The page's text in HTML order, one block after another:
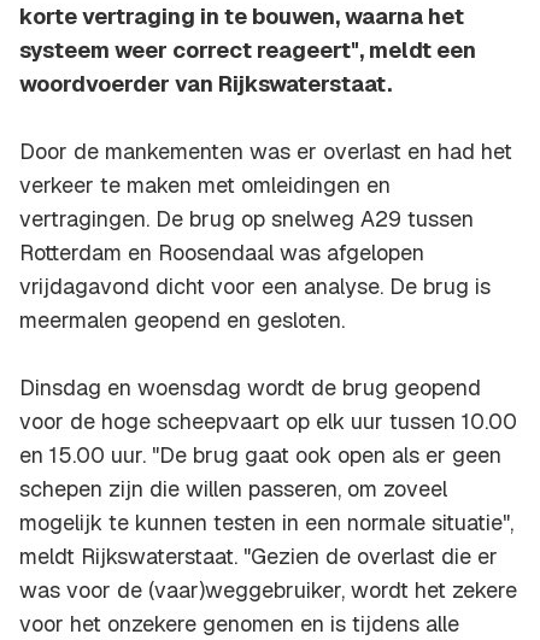
korte vertraging in te bouwen, waarna het
systeem weer correct reageert", meldt een
woordvoerder van Rijkswaterstaat.
Door de mankementen was er overlast en had het
verkeer te maken met omleidingen en
vertragingen. De brug op snelweg A29 tussen
Rotterdam en Roosendaal was afgelopen
vrijdagavond dicht voor een analyse. De brug is
meermalen geopend en gesloten.
Dinsdag en woensdag wordt de brug geopend
voor de hoge scheepvaart op elk uur tussen 10.00
en 15.00 uur. "De brug gaat ook open als er geen
schepen zijn die willen passeren, om zoveel
mogelijk te kunnen testen in een normale situatie",
meldt Rijkswaterstaat. "Gezien de overlast die er
was voor de (vaar)weggebruiker, wordt het zekere
voor het onzekere genomen en is tijdens alle